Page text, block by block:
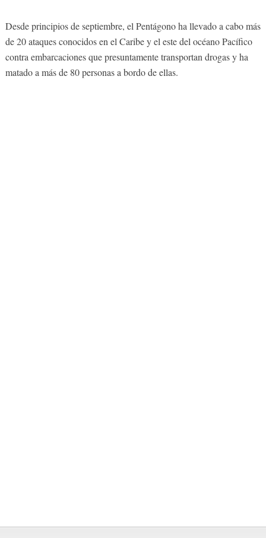
Desde principios de septiembre, el Pentágono ha llevado a cabo más
de 20 ataques conocidos en el Caribe y el este del océano Pacífico
contra embarcaciones que presuntamente transportan drogas y ha
matado a más de 80 personas a bordo de ellas.